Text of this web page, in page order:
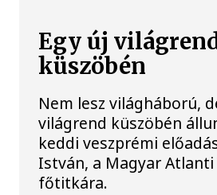
Egy új
küszöbén
Nem lesz világháború,
világrend küszöbén
keddi veszprémi
István, a Magyar Atlanti
főtitkára.